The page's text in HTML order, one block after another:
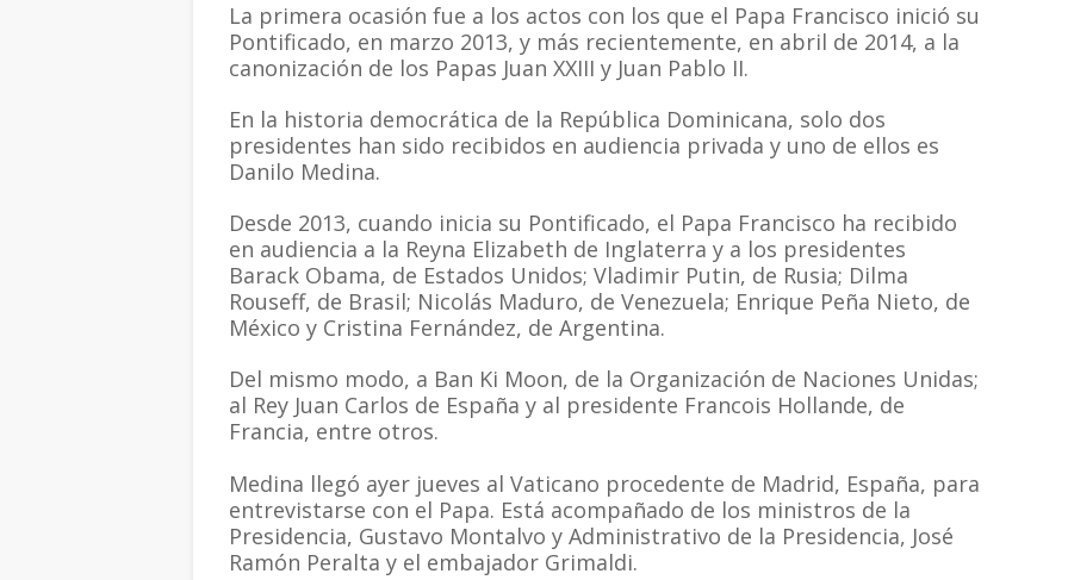
La primera ocasión fue a los actos con los que el Papa Francisco inició su
Pontificado, en marzo 2013, y más recientemente, en abril de 2014, a la
canonización de los Papas Juan XXIII y Juan Pablo II.
En la historia democrática de la República Dominicana, solo dos
presidentes han sido recibidos en audiencia privada y uno de ellos es
Danilo Medina.
Desde 2013, cuando inicia su Pontificado, el Papa Francisco ha recibido
en audiencia a la Reyna Elizabeth de Inglaterra y a los presidentes
Barack Obama, de Estados Unidos; Vladimir Putin, de Rusia; Dilma
Rouseff, de Brasil; Nicolás Maduro, de Venezuela; Enrique Peña Nieto, de
México y Cristina Fernández, de Argentina.
Del mismo modo, a Ban Ki Moon, de la Organización de Naciones Unidas;
al Rey Juan Carlos de España y al presidente Francois Hollande, de
Francia, entre otros.
Medina llegó ayer jueves al Vaticano procedente de Madrid, España, para
entrevistarse con el Papa. Está acompañado de los ministros de la
Presidencia, Gustavo Montalvo y Administrativo de la Presidencia, José
Ramón Peralta y el embajador Grimaldi.